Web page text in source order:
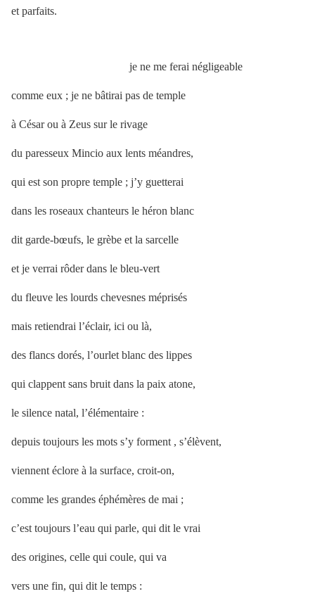
et parfaits.
je ne me ferai négligeable
comme eux ; je ne bâtirai pas de temple
à César ou à Zeus sur le rivage
du paresseux Mincio aux lents méandres,
qui est son propre temple ; j’y guetterai
dans les roseaux chanteurs le héron blanc
dit garde-bœufs, le grèbe et la sarcelle
et je verrai rôder dans le bleu-vert
du fleuve les lourds chevesnes méprisés
mais retiendrai l’éclair, ici ou là,
des flancs dorés, l’ourlet blanc des lippes
qui clappent sans bruit dans la paix atone,
le silence natal, l’élémentaire :
depuis toujours les mots s’y forment , s’élèvent,
viennent éclore à la surface, croit-on,
comme les grandes éphémères de mai ;
c’est toujours l’eau qui parle, qui dit le vrai
des origines, celle qui coule, qui va
vers une fin, qui dit le temps :